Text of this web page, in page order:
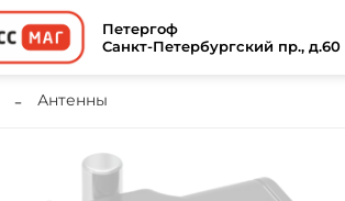
Петергоф
Санкт-Петербургский пр., д.60
Антенны